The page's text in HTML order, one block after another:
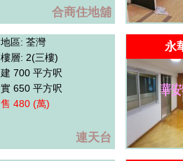
合商住地舖
地區: 荃灣
樓層: 2(三樓)
建 700 平方呎
實 650 平方呎
售 480 (萬)
連天台
永